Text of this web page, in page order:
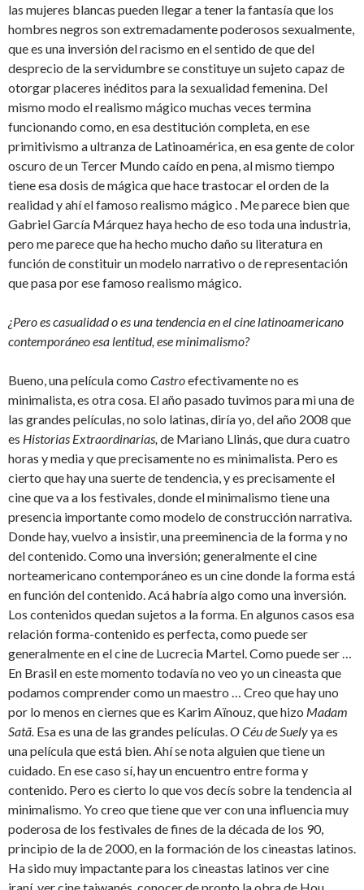
las mujeres blancas pueden llegar a tener la fantasía que los
hombres negros son extremadamente poderosos sexualmente,
que es una inversión del racismo en el sentido de que del
desprecio de la servidumbre se constituye un sujeto capaz de
otorgar placeres inéditos para la sexualidad femenina. Del
mismo modo el realismo mágico muchas veces termina
funcionando como, en esa destitución completa, en ese
primitivismo a ultranza de Latinoamérica, en esa gente de color
oscuro de un Tercer Mundo caído en pena, al mismo tiempo
tiene esa dosis de mágica que hace trastocar el orden de la
realidad y ahí el famoso realismo mágico . Me parece bien que
Gabriel García Márquez haya hecho de eso toda una industria,
pero me parece que ha hecho mucho daño su literatura en
función de constituir un modelo narrativo o de representación
que pasa por ese famoso realismo mágico.
¿Pero es casualidad o es una tendencia en el cine latinoamericano
contemporáneo esa lentitud, ese minimalismo?
Bueno, una película como Castroefectivamente no es
minimalista, es otra cosa. El año pasado tuvimos para mi una de
las grandes películas, no solo latinas, diría yo, del año 2008 que
es Historias Extraordinarias, de Mariano Llinás, que dura cuatro
horas y media y que precisamente no es minimalista. Pero es
cierto que hay una suerte de tendencia, y es precisamente el
cine que va a los festivales, donde el minimalismo tiene una
presencia importante como modelo de construcción narrativa.
Donde hay, vuelvo a insistir, una preeminencia de la forma y no
del contenido. Como una inversión; generalmente el cine
norteamericano contemporáneo es un cine donde la forma está
en función del contenido. Acá habría algo como una inversión.
Los contenidos quedan sujetos a la forma. En algunos casos esa
relación forma-contenido es perfecta, como puede ser
generalmente en el cine de Lucrecia Martel. Como puede ser …
En Brasil en este momento todavía no veo yo un cineasta que
podamos comprender como un maestro … Creo que hay uno
por lo menos en ciernes que es Karim Aïnouz, que hizo Madam
Satã. Esa es una de las grandes películas.O Céu de Suelyya es
una película que está bien. Ahí se nota alguien que tiene un
cuidado. En ese caso sí, hay un encuentro entre forma y
contenido. Pero es cierto lo que vos decís sobre la tendencia al
minimalismo. Yo creo que tiene que ver con una influencia muy
poderosa de los festivales de fines de la década de los 90,
principio de la de 2000, en la formación de los cineastas latinos.
Ha sido muy impactante para los cineastas latinos ver cine